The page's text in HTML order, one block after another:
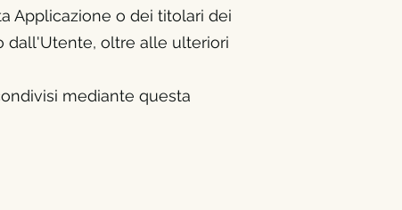
Applicazione o dei titolari dei
dall'Utente, oltre alle ulteriori
mediante questa